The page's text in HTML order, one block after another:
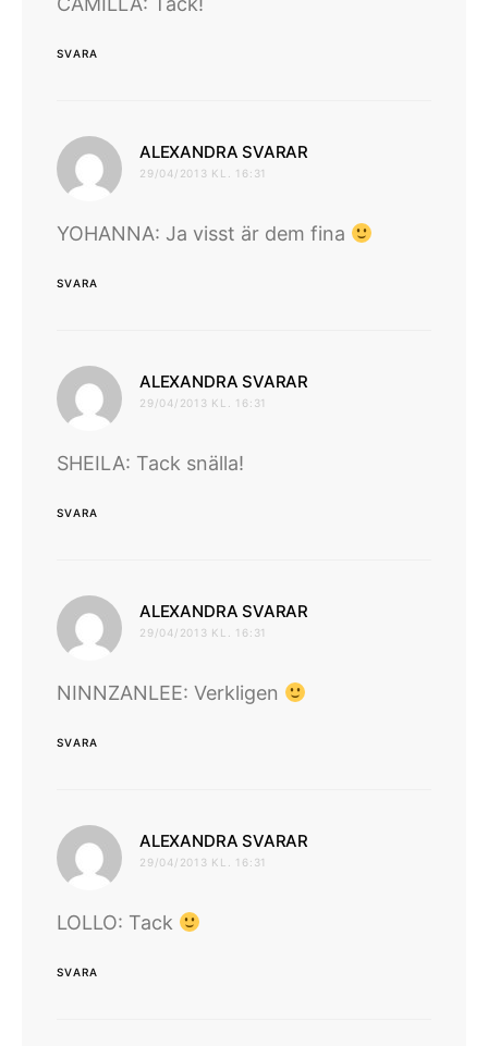
SVARA
ALEXANDRA SVARAR
29/04/2013 KL. 16:31
YOHANNA: Ja visst är dem fina
SVARA
ALEXANDRA SVARAR
29/04/2013 KL. 16:31
SHEILA: Tack snälla!
SVARA
ALEXANDRA SVARAR
29/04/2013 KL. 16:31
NINNZANLEE: Verkligen
SVARA
ALEXANDRA SVARAR
29/04/2013 KL. 16:31
LOLLO: Tack
SVARA